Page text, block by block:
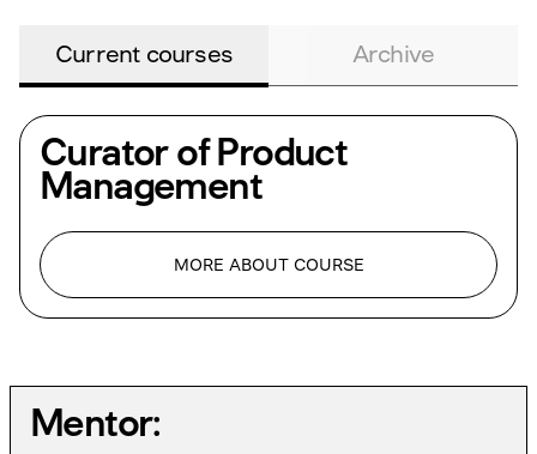
Current courses Archive
Curator of Product
Management
MORE ABOUT COURSE
Mentor: